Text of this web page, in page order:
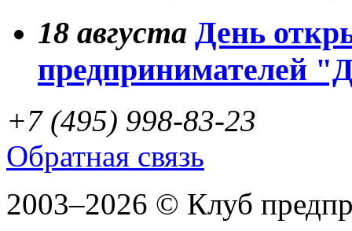
18 августа День
предпринимателей
+7 (495) 998-83-23
Обратная связь
2003–2026 © Клуб